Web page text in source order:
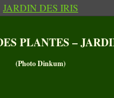
PLANTES –
(Photo Dinkum)